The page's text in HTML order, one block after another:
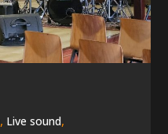
, Live sound,